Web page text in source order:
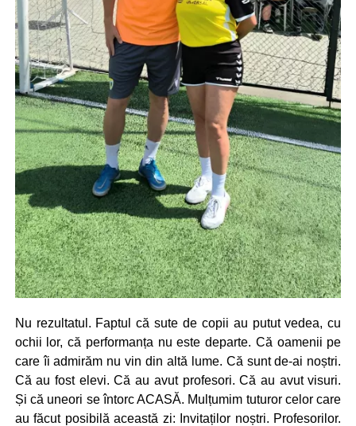
Nu rezultatul. Faptul că sute de copii au putut vedea, cu
ochii lor, că performanța nu este departe. Că oamenii pe
care îi admirăm nu vin din altă lume. Că sunt de-ai noștri.
Că au fost elevi. Că au avut profesori. Că au avut visuri.
Și că uneori se întorc ACASĂ. Mulțumim tuturor celor care
au făcut posibilă această zi: Invitaților noștri. Profesorilor.